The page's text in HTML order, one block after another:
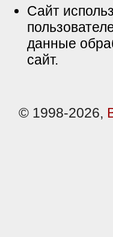
Сайт
данные
сайт.
© 1998-2026,